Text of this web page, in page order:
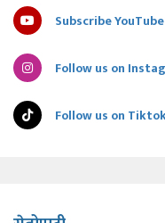
Subscribe
Follow us on
Follow us on